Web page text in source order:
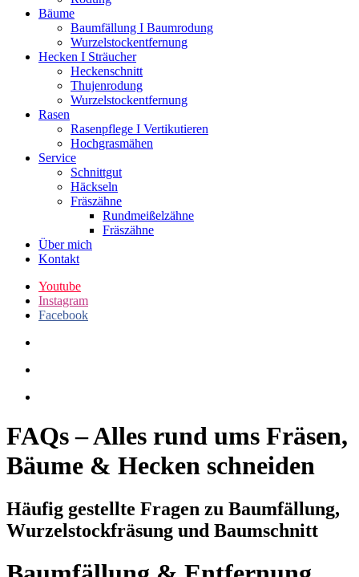
Bäume
Baumfällung I Baumrodung
Wurzelstockentfernung
Hecken I Sträucher
Heckenschnitt
Thujenrodung
Wurzelstockentfernung
Rasen
Rasenpflege I Vertikutieren
Hochgrasmähen
Service
Schnittgut
Häckseln
Fräszähne
Rundmeißelzähne
Fräszähne
Über mich
Kontakt
Youtube
Instagram
Facebook
FAQs – Alles rund ums Fräsen,
Bäume & Hecken schneiden
Häufig gestellte Fragen zu Baumfällung,
Wurzelstockfräsung und Baumschnitt